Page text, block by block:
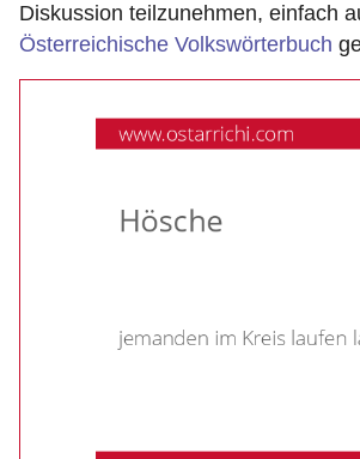
Diskussion teilzunehmen, einfach
Österreichische Volkswörterbuch